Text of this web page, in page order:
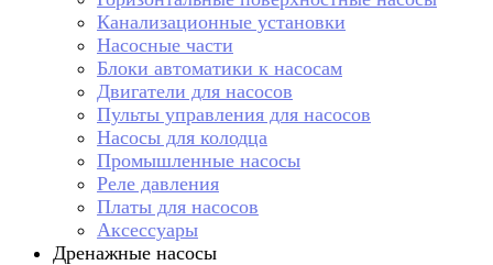
Канализационные установки
Насосные части
Блоки автоматики к насосам
Двигатели для насосов
Пульты управления для насосов
Насосы для колодца
Промышленные насосы
Реле давления
Платы для насосов
Аксессуары
Дренажные насосы